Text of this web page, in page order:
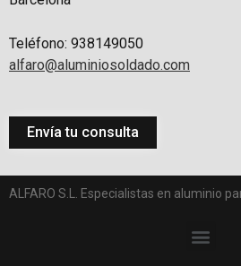
Teléfono: 938149050
alfaro@aluminiosoldado.com
Envía tu consulta
ALFARO S.L. Especialistas en aluminio